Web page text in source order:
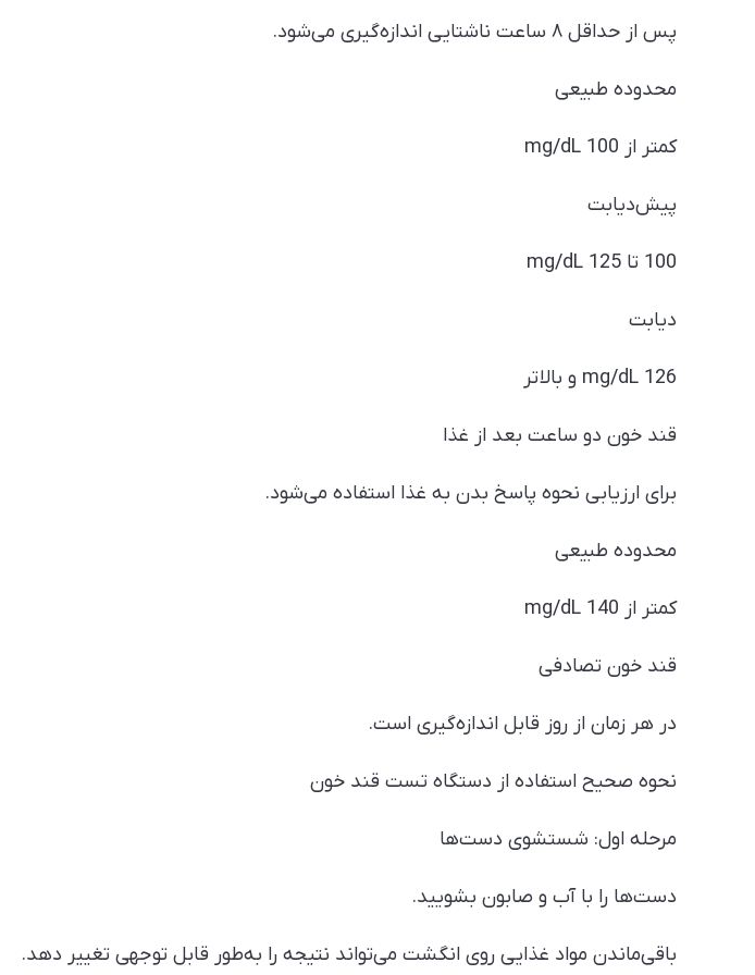
پس از حداقل ۸ ساعت ناشتایی اندازه‌گیری می‌شود.
محدوده طبیعی
کمتر از 100 mg/dL
پیش‌دیابت
100 تا 125 mg/dL
دیابت
126 mg/dL و بالاتر
قند خون دو ساعت بعد از غذا
برای ارزیابی نحوه پاسخ بدن به غذا استفاده می‌شود.
محدوده طبیعی
کمتر از 140 mg/dL
قند خون تصادفی
در هر زمان از روز قابل اندازه‌گیری است.
نحوه صحیح استفاده از دستگاه تست قند خون
مرحله اول: شستشوی دست‌ها
دست‌ها را با آب و صابون بشویید.
باقی‌ماندن مواد غذایی روی انگشت می‌تواند نتیجه را به‌طور قابل توجهی تغییر دهد.